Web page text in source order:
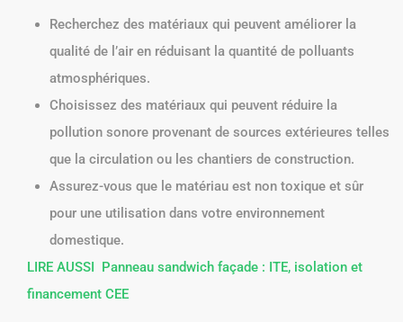
Recherchez des matériaux qui peuvent améliorer la
qualité de l’air en réduisant la quantité de polluants
atmosphériques.
Choisissez des matériaux qui peuvent réduire la
pollution sonore provenant de sources extérieures telles
que la circulation ou les chantiers de construction.
Assurez-vous que le matériau est non toxique et sûr
pour une utilisation dans votre environnement
domestique.
LIRE AUSSI Panneau sandwich façade : ITE, isolation et
financement CEE